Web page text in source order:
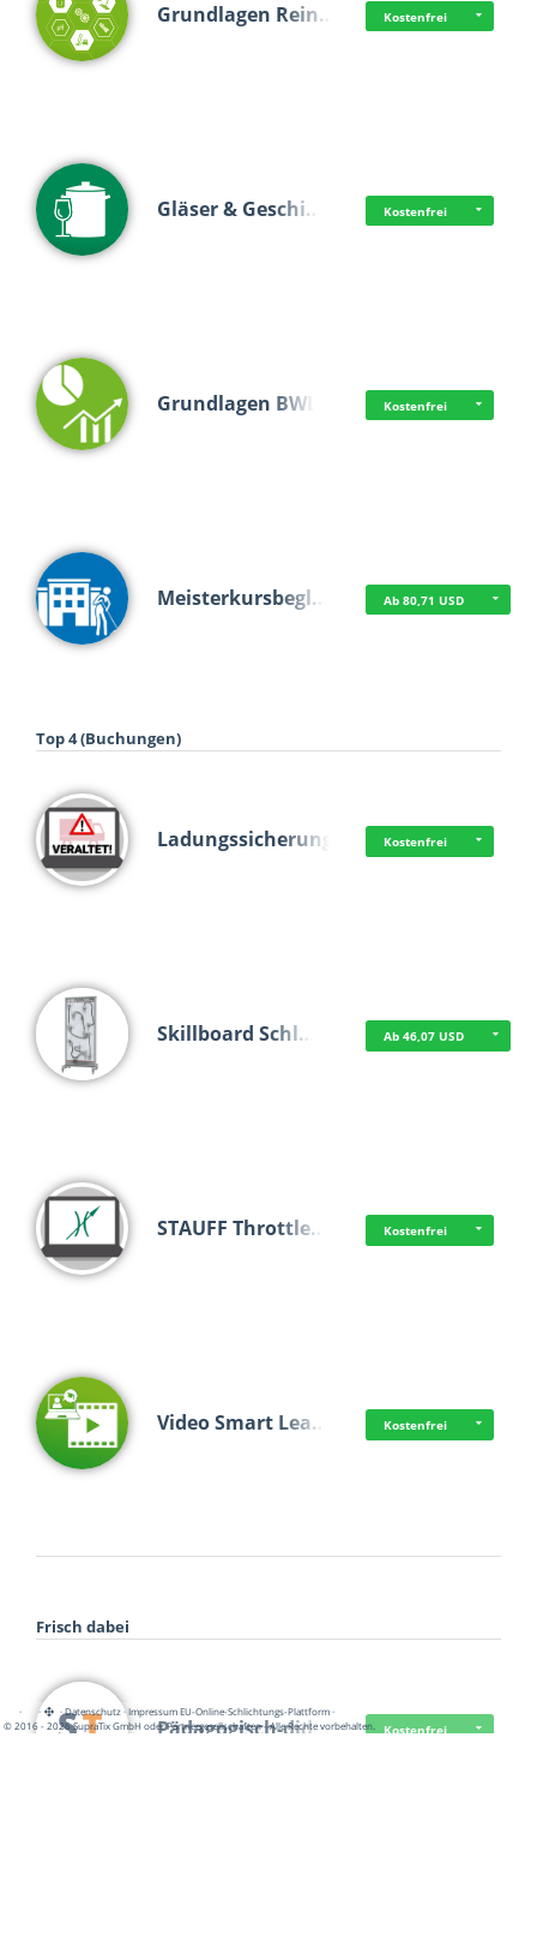
Grundlagen Rein… Kostenfrei
Gläser & Geschi… Kostenfrei
Grundlagen BWL Kostenfrei
Meisterkursbegl… Ab 80,71 USD
Top 4 (Buchungen)
Ladungssicherung Kostenfrei
Skillboard Schl… Ab 46,07 USD
STAUFF Throttle… Kostenfrei
Video Smart Lea… Kostenfrei
Frisch dabei
Pädagogisch-did… Kostenfrei
· · ·Datenschutz·Impressum EU-Online-Schlichtungs-Plattform·
© 2016 - 2026 SupraTix GmbH oder Partnergesellschaften - Alle Rechte vorbehalten.